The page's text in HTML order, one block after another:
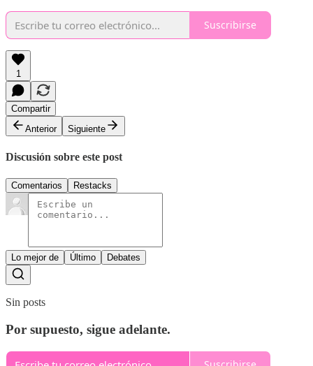
Suscribirse
1
Compartir
Anterior
Siguiente
Discusión sobre este post
Comentarios Restacks
Lo mejor de Último Debates
Sin posts
Por supuesto, sigue adelante.